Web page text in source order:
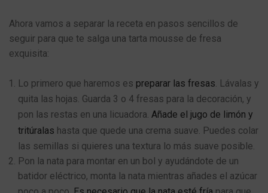
Ahora vamos a separar la receta en pasos sencillos de
seguir para que te salga una tarta mousse de fresa
exquisita:
Lo primero que haremos es preparar las fresas. Lávalas y
quita las hojas. Guarda 3 o 4 fresas para la decoración, y
pon las restas en una licuadora. Añade el jugo de limón y
tritúralas hasta que quede una crema suave. Puedes colar
las semillas si quieres una textura lo más suave posible.
Pon la nata para montar en un bol y ayudándote de un
batidor eléctrico, monta la nata mientras añades el azúcar